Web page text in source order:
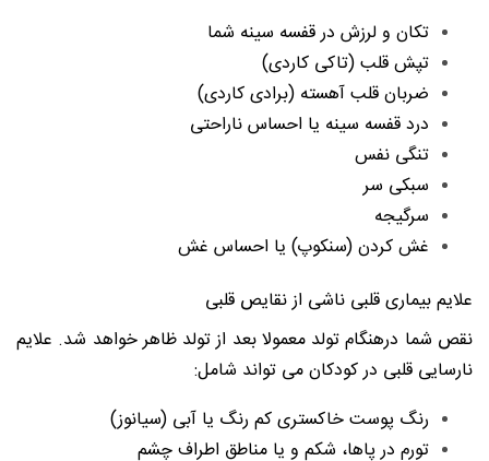
تکان و لرزش در قفسه سینه شما
تپش قلب (تاکی کاردی)
ضربان قلب آهسته (برادی کاردی)
درد قفسه سینه یا احساس ناراحتی
تنگی نفس
سبکی سر
سرگیجه
غش کردن (سنکوپ) یا احساس غش
علایم بیماری قلبی ناشی از نقایص قلبی
نقص شما درهنگام تولد معمولا بعد از تولد ظاهر خواهد شد. علایم
نارسایی قلبی در کودکان می تواند شامل:
رنگ پوست خاکستری کم رنگ یا آبی (سیانوز)
تورم در پاها، شکم و یا مناطق اطراف چشم